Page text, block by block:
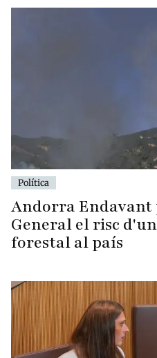
Política
Andorra
General el risc
forestal al país